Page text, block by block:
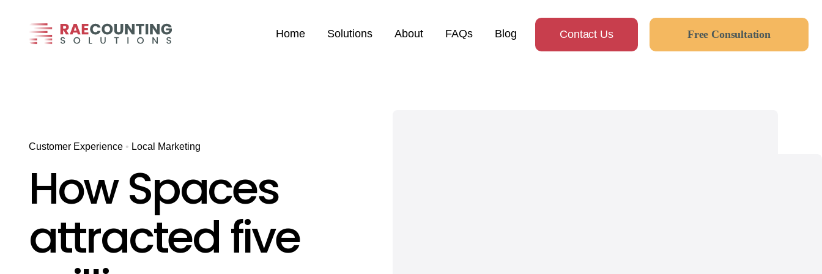
content
Home Solutions About FAQs Blog Contact Us Free Consultation
Customer Experience• Local Marketing
How Spaces
attracted five